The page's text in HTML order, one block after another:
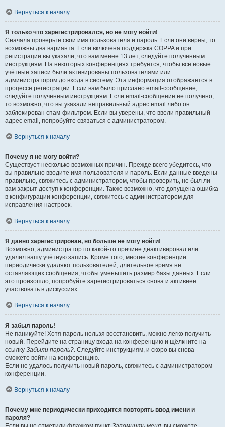
Вернуться к началу
Я только что зарегистрировался, но не могу войти!
Сначала проверьте свои имя пользователя и пароль. Если они верны, то
возможны два варианта. Если включена поддержка COPPA и при
регистрации вы указали, что вам менее 13 лет, следуйте полученным
инструкциям. На некоторых конференциях требуется, чтобы все новые
учётные записи были активированы пользователями или
администратором до входа в систему. Эта информация отображается в
процессе регистрации. Если вам было прислано email-сообщение,
следуйте полученным инструкциям. Если email-сообщение не получено,
то возможно, что вы указали неправильный адрес email либо он
заблокирован спам-фильтром. Если вы уверены, что ввели правильный
адрес email, попробуйте связаться с администратором.
Вернуться к началу
Почему я не могу войти?
Существует несколько возможных причин. Прежде всего убедитесь, что
вы правильно вводите имя пользователя и пароль. Если данные введены
правильно, свяжитесь с администратором, чтобы проверить, не был ли
вам закрыт доступ к конференции. Также возможно, что допущена ошибка
в конфигурации конференции, свяжитесь с администратором для
исправления настроек.
Вернуться к началу
Я давно зарегистрирован, но больше не могу войти!
Возможно, администратор по какой-то причине деактивировал или
удалил вашу учётную запись. Кроме того, многие конференции
периодически удаляют пользователей, длительное время не
оставляющих сообщения, чтобы уменьшить размер базы данных. Если
это произошло, попробуйте зарегистрироваться снова и активнее
участвовать в дискуссиях.
Вернуться к началу
Я забыл пароль!
Не паникуйте! Хотя пароль нельзя восстановить, можно легко получить
новый. Перейдите на страницу входа на конференцию и щёлкните на
ссылку Забыли пароль?. Следуйте инструкциям, и скоро вы снова
сможете войти на конференцию.
Если не удалось получить новый пароль, свяжитесь с администратором
конференции.
Вернуться к началу
Почему мне периодически приходится повторять ввод имени и
пароля?